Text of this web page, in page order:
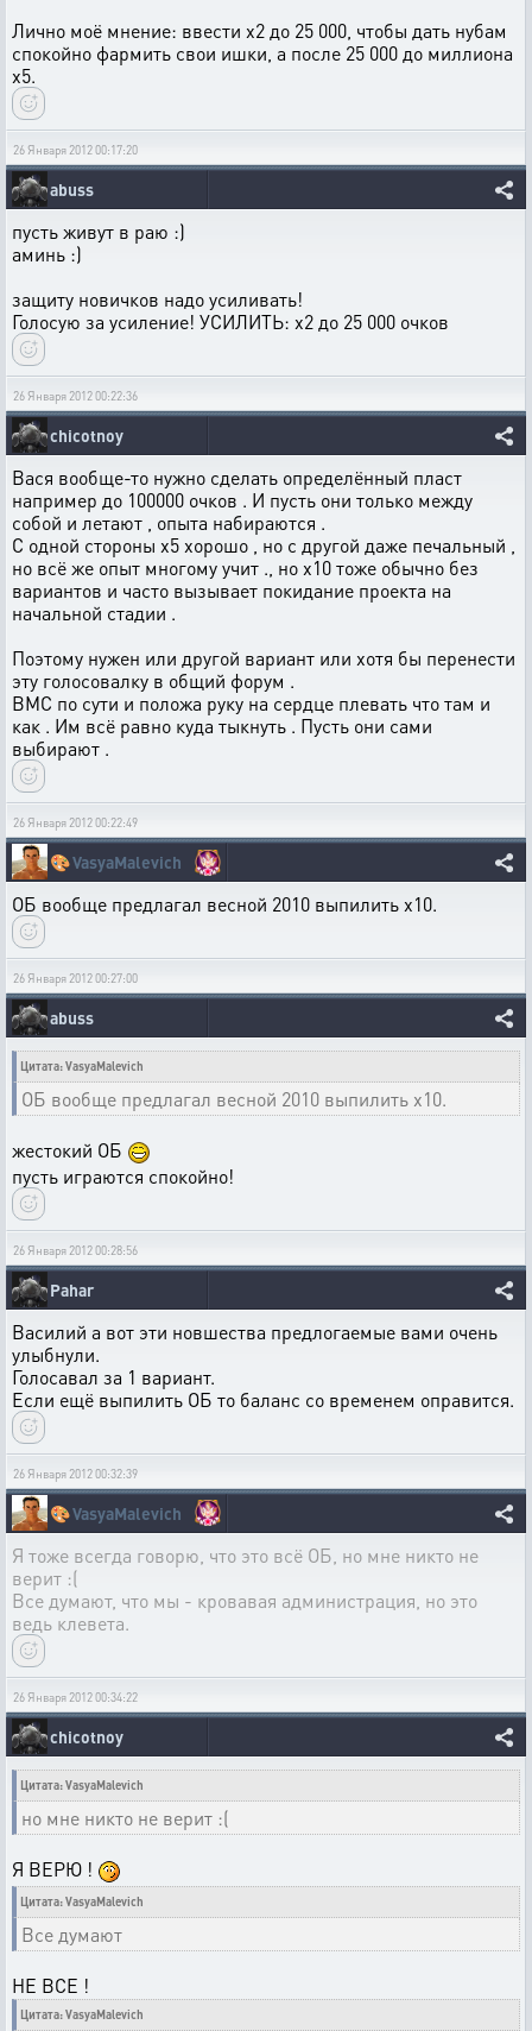
Лично моё мнение: ввести х2 до 25 000, чтобы дать нубам
спокойно фармить свои ишки, а после 25 000 до миллиона
х5.
26 Января 2012 00:17:20
abuss
пусть живут в раю :)
аминь :)
защиту новичков надо усиливать!
Голосую за усиление! УСИЛИТЬ: х2 до 25 000 очков
26 Января 2012 00:22:36
chicotnoy
Вася вообще-то нужно сделать определённый пласт
например до 100000 очков . И пусть они только между
собой и летают , опыта набираются .
С одной стороны х5 хорошо , но с другой даже печальный ,
но всё же опыт многому учит ., но х10 тоже обычно без
вариантов и часто вызывает покидание проекта на
начальной стадии .
Поэтому нужен или другой вариант или хотя бы перенести
эту голосовалку в общий форум .
ВМС по сути и положа руку на сердце плевать что там и
как . Им всё равно куда тыкнуть . Пусть они сами
выбирают .
26 Января 2012 00:22:49
🎨VasyaMalevich
ОБ вообще предлагал весной 2010 выпилить х10.
26 Января 2012 00:27:00
abuss
Цитата: VasyaMalevich
ОБ вообще предлагал весной 2010 выпилить х10.
жестокий ОБ
пусть играются спокойно!
26 Января 2012 00:28:56
Pahar
Василий а вот эти новшества предлогаемые вами очень
улыбнули.
Голосавал за 1 вариант.
Если ещё выпилить ОБ то баланс со временем оправится.
26 Января 2012 00:32:39
🎨VasyaMalevich
Я тоже всегда говорю, что это всё ОБ, но мне никто не
верит :(
Все думают, что мы - кровавая администрация, но это
ведь клевета.
26 Января 2012 00:34:22
chicotnoy
Цитата: VasyaMalevich
но мне никто не верит :(
Я ВЕРЮ !
Цитата: VasyaMalevich
Все думают
НЕ ВСЕ !
Цитата: VasyaMalevich